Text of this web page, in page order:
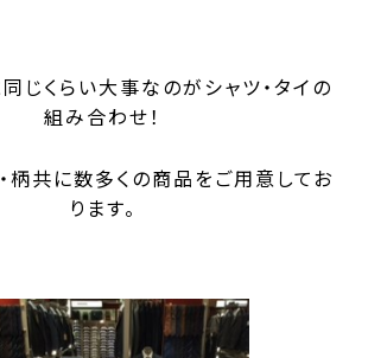
同じくらい大事なのがシャツ・タイの
組み合わせ！
柄共に数多くの商品をご用意してお
ります。